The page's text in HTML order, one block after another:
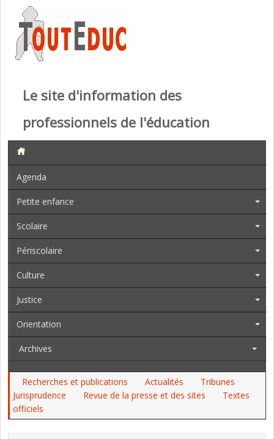
Le site d'information des
professionnels de l'éducation
Agenda
Petite enfance
Scolaire
Périscolaire
Culture
Justice
Orientation
Archives
Recherches et publications Actualités
Tribunes
Jurisprudence
Revue de la presse et des sites
Textes
officiels